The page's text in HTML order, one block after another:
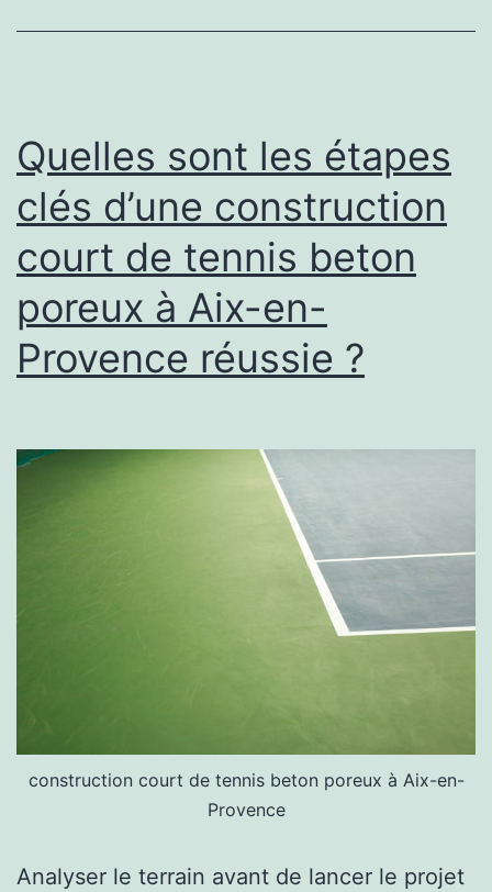
à
d’autres
sportifs
Quelles sont les étapes
clés d’une construction
court de tennis beton
poreux à Aix-en-
Provence réussie ?
construction court de tennis beton poreux à Aix-en-
Provence
Analyser le terrain avant de lancer le projet